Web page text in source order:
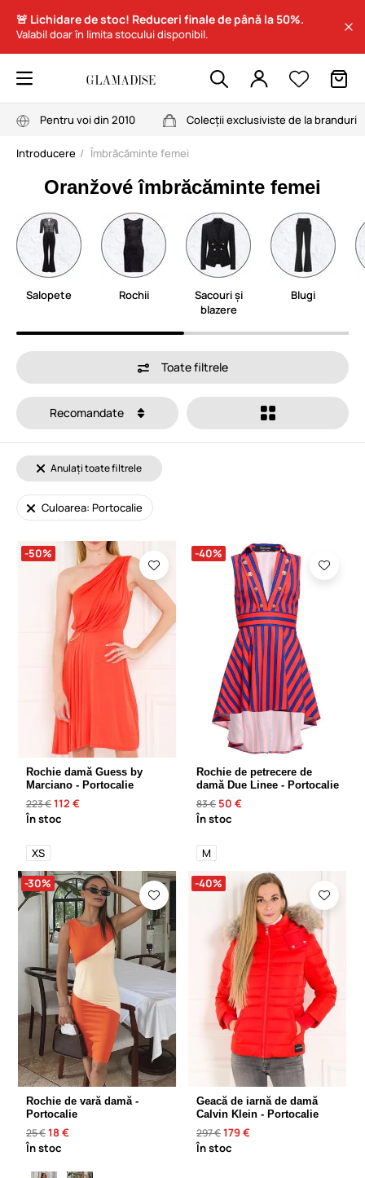
🚨 Lichidare de stoc! Reduceri finale de până la 50%.
Valabil doar în limita stocului disponibil.
Pentru voi din 2010 Colecții exclusiviste de la branduri
Introducere Îmbrăcăminte femei
Oranžové îmbrăcăminte femei
Salopete Rochii
Sacouri și
blazere
Blugi
Toate filtrele
Recomandate
Anulați toate filtrele
Culoarea: Portocalie
-50%
Rochie damă Guess by
Marciano - Portocalie
223 €112 €
În stoc
XS
-40%
Rochie de petrecere de
damă Due Linee - Portocalie
83 € 50 €
În stoc
M
-30%
Rochie de vară damă -
Portocalie
25 €18 €
În stoc
-40%
Geacă de iarnă de damă
Calvin Klein - Portocalie
297 €179 €
În stoc